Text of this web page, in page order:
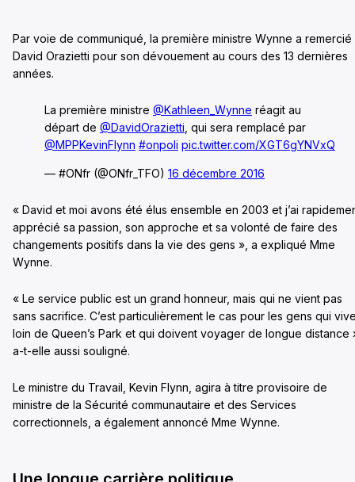
Par voie de communiqué, la première ministre Wynne a remercié
David Orazietti pour son dévouement au cours des 13 dernières
années.
La première ministre @Kathleen_Wynne réagit au
départ de @DavidOrazietti , qui sera remplacé par
@MPPKevinFlynn #onpoli pic.twitter.com/XGT6gYNVxQ
— #ONfr (@ONfr_TFO) 16 décembre 2016
« David et moi avons été élus ensemble en 2003 et j’ai
apprécié sa passion, son approche et sa volonté de faire des
changements positifs dans la vie des gens », a expliqué Mme
Wynne.
« Le service public est un grand honneur, mais qui ne vient pas
sans sacrifice. C’est particulièrement le cas pour les gens qui
loin de Queen’s Park et qui doivent voyager de longue distance
a-t-elle aussi souligné.
Le ministre du Travail, Kevin Flynn, agira à titre provisoire de
ministre de la Sécurité communautaire et des Services
correctionnels, a également annoncé Mme Wynne.